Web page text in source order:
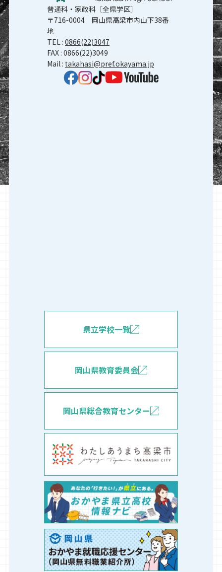
普通科・家政科［全県学区］
〒716-0004 岡山県高梁市内山下38番
地
TEL : 0866(22)3047
FAX : 0866(22)3049
Mail : takahasi@pref.okayama.jp
県立学校一覧
岡山県教育委員会
岡山県総合教育センター